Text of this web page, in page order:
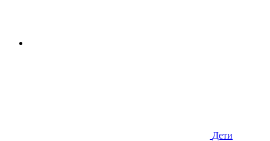
Дети